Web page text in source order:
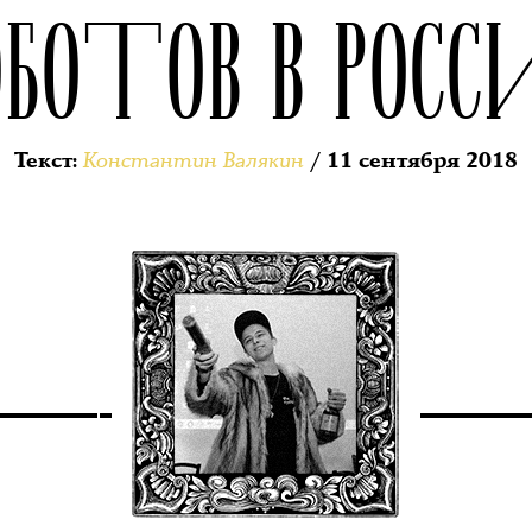
В
Текст:Константин Валякин / 11 сентября 2018